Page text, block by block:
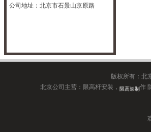
公司地址：北京市石景山京原路
版权所有：北
北京公司主营：限高杆安装，限高架制作